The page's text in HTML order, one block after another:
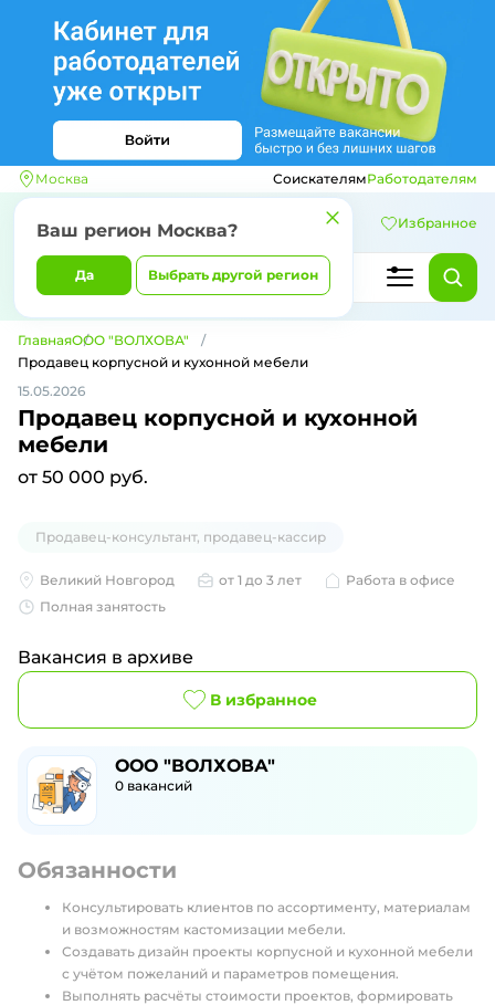
Москва
Ваш регион Москва?
Да Выбрать другой регион
СоискателямРаботодателям
Избранное
ГлавнаяООО "ВОЛХОВА"
Продавец корпусной и кухонной мебели
15.05.2026
Продавец корпусной и кухонной
мебели
от 50 000 руб.
Продавец-консультант, продавец-кассир
Великий Новгород от 1 до 3 лет
Работа в офисе
Полная занятость
Вакансия в архиве
В избранное
ООО "ВОЛХОВА"
0 вакансий
Обязанности
Консультировать клиентов по ассортименту, материалам
и возможностям кастомизации мебели.
Создавать дизайн проекты корпусной и кухонной мебели
с учётом пожеланий и параметров помещения.
Выполнять расчёты стоимости проектов, формировать